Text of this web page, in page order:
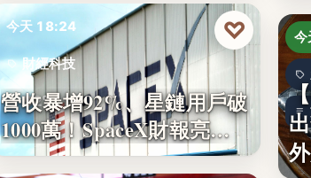
今天 18:24
財經科技
92%
營收暴增92%、星鏈用戶破
1000萬！SpaceX財報亮…
♡